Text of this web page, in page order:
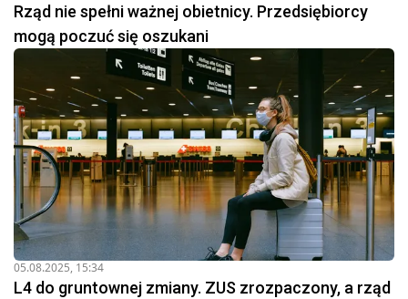
Rząd nie spełni ważnej obietnicy. Przedsiębiorcy
mogą poczuć się oszukani
05.08.2025, 15:34
L4 do gruntownej zmiany. ZUS zrozpaczony, a rząd